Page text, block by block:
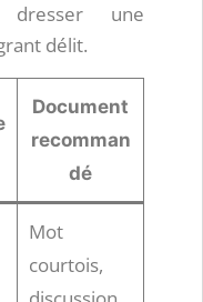
une
délit.
Document
recomman
dé
Mot
courtois,